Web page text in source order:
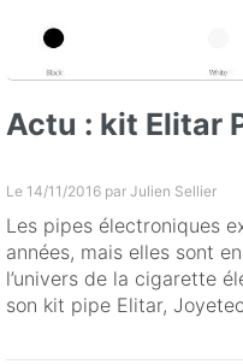
Actu : kit Elitar
Le 14/11/2016 par Julien Sellier
Les pipes électroniques
années, mais elles sont
l’univers de la cigarette
son kit pipe Elitar,